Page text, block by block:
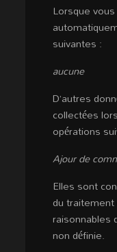
Lorsque
suivantes :
aucune
D’autres
collectées
opérations
Ajour de
Elles sont
du
raisonnables
non définie.